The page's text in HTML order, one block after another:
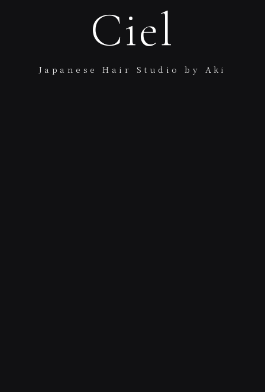
Ciel
Japanese Hair Studio by Aki